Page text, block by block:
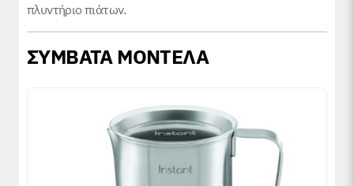
πλυντήριο πιάτων.
ΣΥΜΒΑΤΑ ΜΟΝΤΕΛΑ